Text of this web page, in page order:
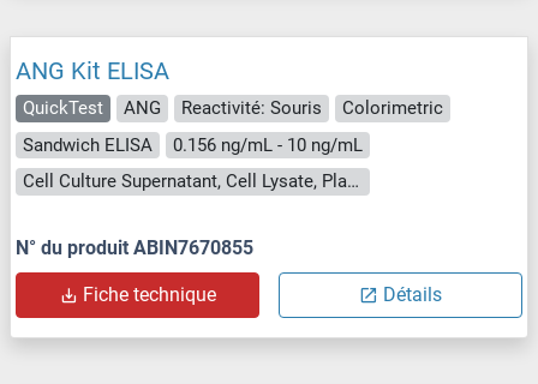
ANG Kit ELISA
QuickTest ANG Reactivité: Souris
Colorimetric
Sandwich ELISA
0.156 ng/mL - 10 ng/mL
Cell Culture Supernatant, Cell Lysate, Plasma, Serum, Tissue Lysate
N° du produit ABIN7670855
Fiche technique Détails